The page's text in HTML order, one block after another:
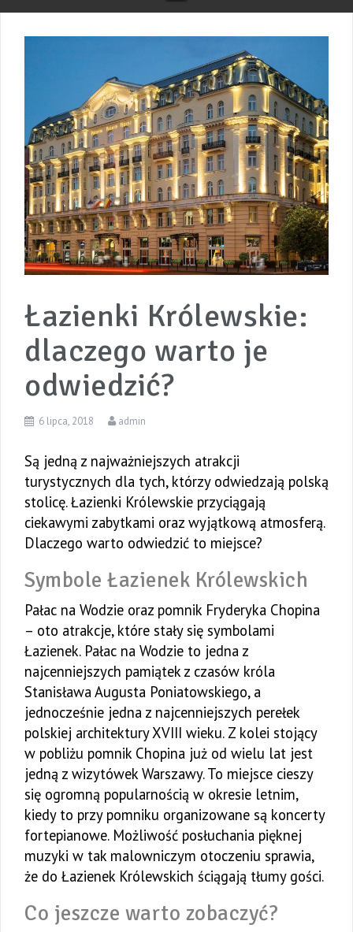
Łazienki Królewskie:
dlaczego warto je
odwiedzić?
6 lipca, 2018 admin
Są jedną z najważniejszych atrakcji
turystycznych dla tych, którzy odwiedzają polską
stolicę. Łazienki Królewskie przyciągają
ciekawymi zabytkami oraz wyjątkową atmosferą.
Dlaczego warto odwiedzić to miejsce?
Symbole Łazienek Królewskich
Pałac na Wodzie oraz pomnik Fryderyka Chopina
– oto atrakcje, które stały się symbolami
Łazienek. Pałac na Wodzie to jedna z
najcenniejszych pamiątek z czasów króla
Stanisława Augusta Poniatowskiego, a
jednocześnie jedna z najcenniejszych perełek
polskiej architektury XVIII wieku. Z kolei stojący
w pobliżu pomnik Chopina już od wielu lat jest
jedną z wizytówek Warszawy. To miejsce cieszy
się ogromną popularnością w okresie letnim,
kiedy to przy pomniku organizowane są koncerty
fortepianowe. Możliwość posłuchania pięknej
muzyki w tak malowniczym otoczeniu sprawia,
że do Łazienek Królewskich ściągają tłumy gości.
Co jeszcze warto zobaczyć?